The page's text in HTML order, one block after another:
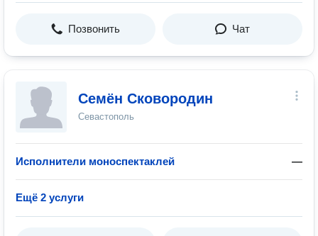
Позвонить Чат
Семён Сковородин
Севастополь
Исполнители моноспектаклей —
Ещё 2 услуги